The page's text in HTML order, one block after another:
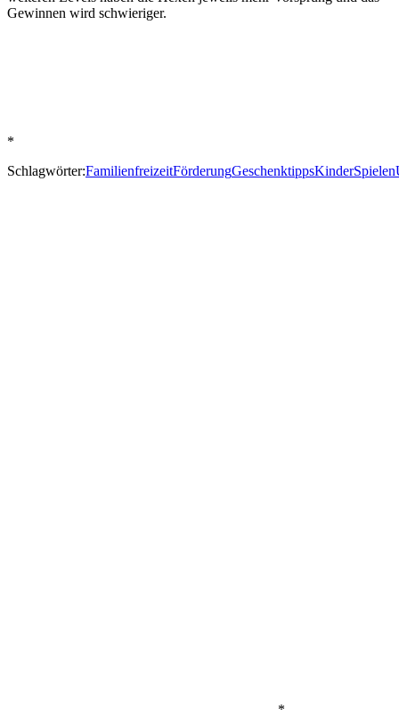
Gewinnen wird schwieriger.
*
Schlagwörter:FamilienfreizeitFörderungGeschenktippsKinderSpielen
*